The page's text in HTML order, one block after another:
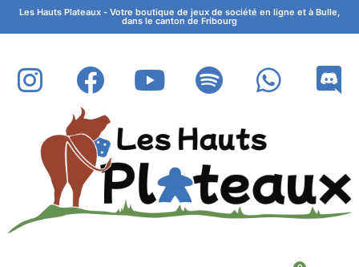
Les Hauts Plateaux - Votre boutique de jeux de société en ligne et à Bulle,
dans le canton de Fribourg